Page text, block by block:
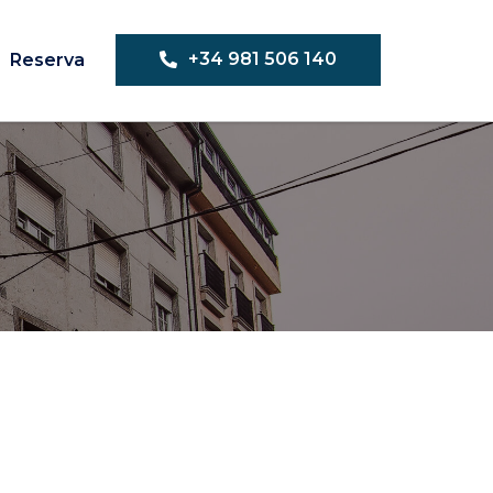
Reserva +34 981 506 140